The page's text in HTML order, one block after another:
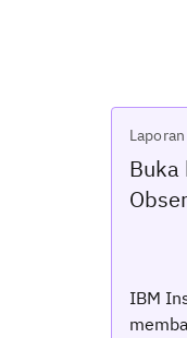
Laporan
Buka
IBM